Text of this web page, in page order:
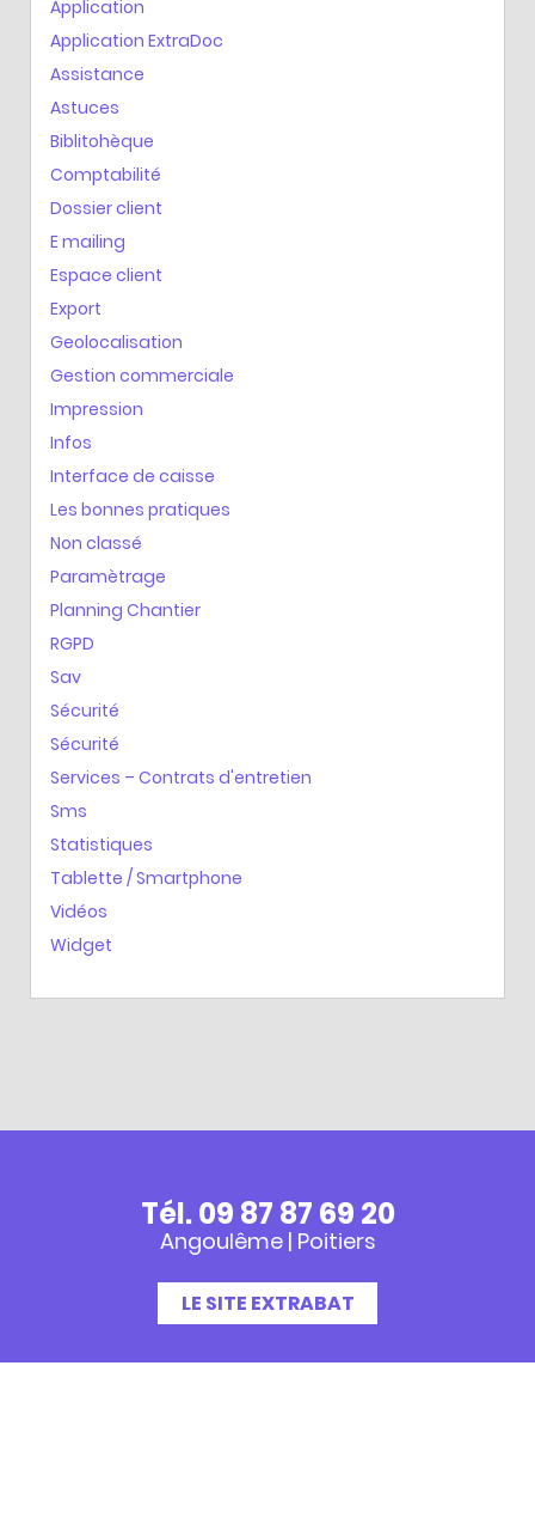
Application
Application ExtraDoc
Assistance
Astuces
Biblitohèque
Comptabilité
Dossier client
E mailing
Espace client
Export
Geolocalisation
Gestion commerciale
Impression
Infos
Interface de caisse
Les bonnes pratiques
Non classé
Paramètrage
Planning Chantier
RGPD
Sav
Sécurité
Sécurité
Services – Contrats d'entretien
Sms
Statistiques
Tablette / Smartphone
Vidéos
Widget
Tél. 09 87 87 69 20
Angoulême | Poitiers
LE SITE EXTRABAT